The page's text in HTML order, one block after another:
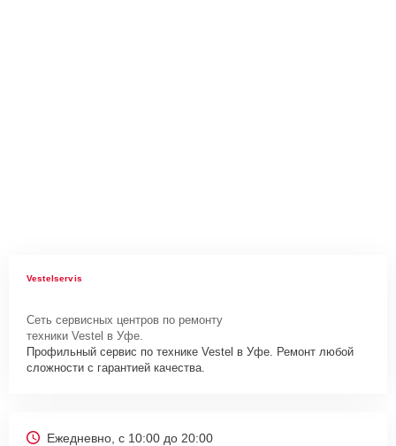
Vestelservis
Сеть сервисных центров по ремонту
техники Vestel в Уфе.
Профильный сервис по технике Vestel в Уфе. Ремонт любой
сложности с гарантией качества.
Ежедневно, с 10:00 до 20:00